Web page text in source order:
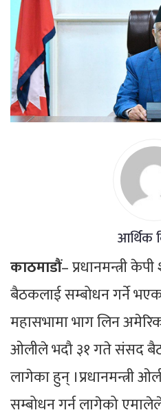
आर्थिक
काठमाडौं– प्रधानमन्त्री
बैठकलाई सम्बोधन गर्ने
महासभामा भाग लिन
ओलीले भदौ ३१ गते संसद
लागेका हुन् ।प्रधानमन्त्री
सम्बोधन गर्न लागेको